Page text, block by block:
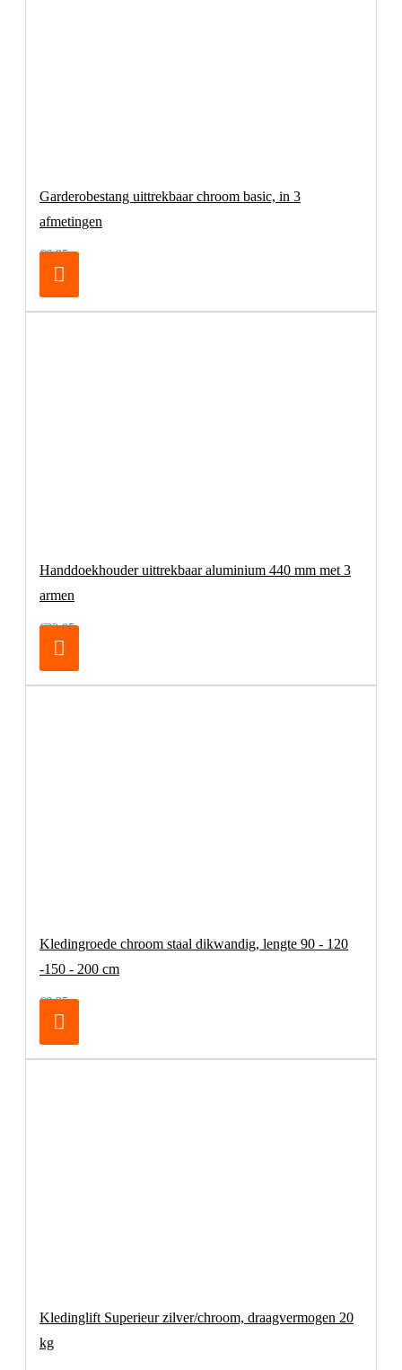
Garderobestang uittrekbaar chroom basic, in 3
afmetingen
€6,95
Handdoekhouder uittrekbaar aluminium 440 mm met 3
armen
€32,95
Kledingroede chroom staal dikwandig, lengte 90 - 120
-150 - 200 cm
€8,25
Kledinglift Superieur zilver/chroom, draagvermogen 20
kg